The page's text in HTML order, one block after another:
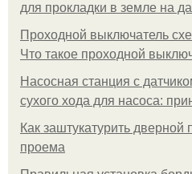
для прокладки в земле на
Проходной выключатель
Что такое проходной
Насосная станция с
сухого хода для насоса:
Как заштукатурить
проема